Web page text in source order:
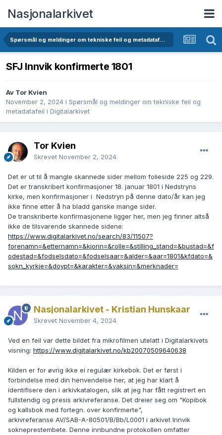
Nasjonalarkivet
Spørsmål og meldinger om tekniske feil og metadatafeil i Digitalarkivet
SFJ Innvik konfirmerte 1801
Av Tor Kvien
November 2, 2024 i Spørsmål og meldinger om tekniske feil og
metadatafeil i Digitalarkivet
Tor Kvien
Skrevet November 2, 2024
Det er ut til å mangle skannede sider mellom folieside 225 og 229.
Det er transkribert konfirmasjoner 18. januar 1801 i Nedstryns
kirke, men konfirmasjoner i Nedstryn på denne dato/år kan jeg
ikke finne etter å ha bladd ganske mange sider.
De transkriberte konfirmasjonene ligger her, men jeg finner altså
ikke de tilsvarende skannede sidene:
https://www.digitalarkivet.no/search/83/11507?
forenamn=&etternamn=&kjonn=&rolle=&stilling_stand=&bustad=&f
odestad=&fodselsdato=&fodselsaar=&alder=&aar=1801&kfdato=&
sokn_kyrkje=&doypt=&karakter=&vaksin=&merknader=
Nasjonalarkivet - Kristian Hunskaar
Skrevet November 4, 2024
Ved en feil var dette bildet fra mikrofilmen utelatt i Digitalarkivets
visning: https://www.digitalarkivet.no/kb20070509640638
Kilden er for øvrig ikke ei regulær kirkebok. Det er først i
forbindelse med din henvendelse her, at jeg har klart å
identifisere den i arkivkatalogen, slik at jeg har fått registrert en
fullstendig og presis arkivreferanse. Det dreier seg om "Kopibok
og kallsbok med fortegn. over konfirmerte",
arkivreferanse AV/SAB-A-80501/B/Bb/L0001 i arkivet Innvik
sokneprestembete. Denne innbundne protokollen omfatter